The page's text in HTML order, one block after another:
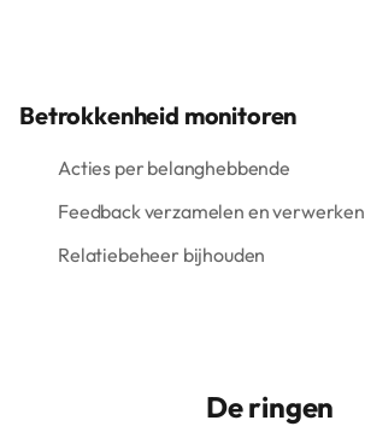
Betrokkenheid monitoren
Acties per belanghebbende
Feedback verzamelen en verwerken
Relatiebeheer bijhouden
De ringen